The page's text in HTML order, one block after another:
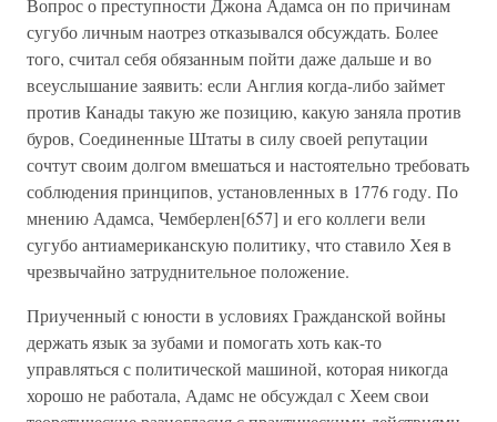
Вопрос о преступности Джона Адамса он по причинам
сугубо личным наотрез отказывался обсуждать. Более
того, считал себя обязанным пойти даже дальше и во
всеуслышание заявить: если Англия когда-либо займет
против Канады такую же позицию, какую заняла против
буров, Соединенные Штаты в силу своей репутации
сочтут своим долгом вмешаться и настоятельно требовать
соблюдения принципов, установленных в 1776 году. По
мнению Адамса, Чемберлен[657] и его коллеги вели
сугубо антиамериканскую политику, что ставило Хея в
чрезвычайно затруднительное положение.
Приученный с юности в условиях Гражданской войны
держать язык за зубами и помогать хоть как-то
управляться с политической машиной, которая никогда
хорошо не работала, Адамс не обсуждал с Хеем свои